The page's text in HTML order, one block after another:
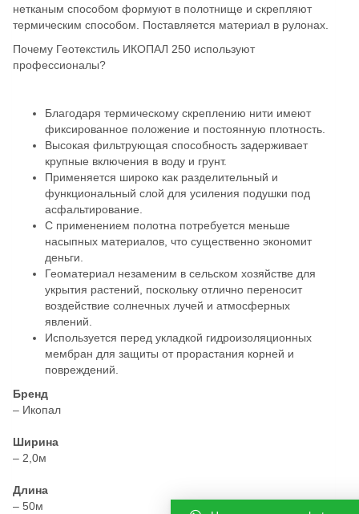
нетканым способом формуют в полотнище и скрепляют
термическим способом. Поставляется материал в рулонах.
Почему Геотекстиль ИКОПАЛ 250 используют
профессионалы?
Благодаря термическому скреплению нити имеют
фиксированное положение и постоянную плотность.
Высокая фильтрующая способность задерживает
крупные включения в воду и грунт.
Применяется широко как разделительный и
функциональный слой для усиления подушки под
асфальтирование.
С применением полотна потребуется меньше
насыпных материалов, что существенно экономит
деньги.
Геоматериал незаменим в сельском хозяйстве для
укрытия растений, поскольку отлично переносит
воздействие солнечных лучей и атмосферных
явлений.
Используется перед укладкой гидроизоляционных
мембран для защиты от прорастания корней и
повреждений.
Бренд
– Икопал
Ширина
– 2,0м
Длина
– 50м